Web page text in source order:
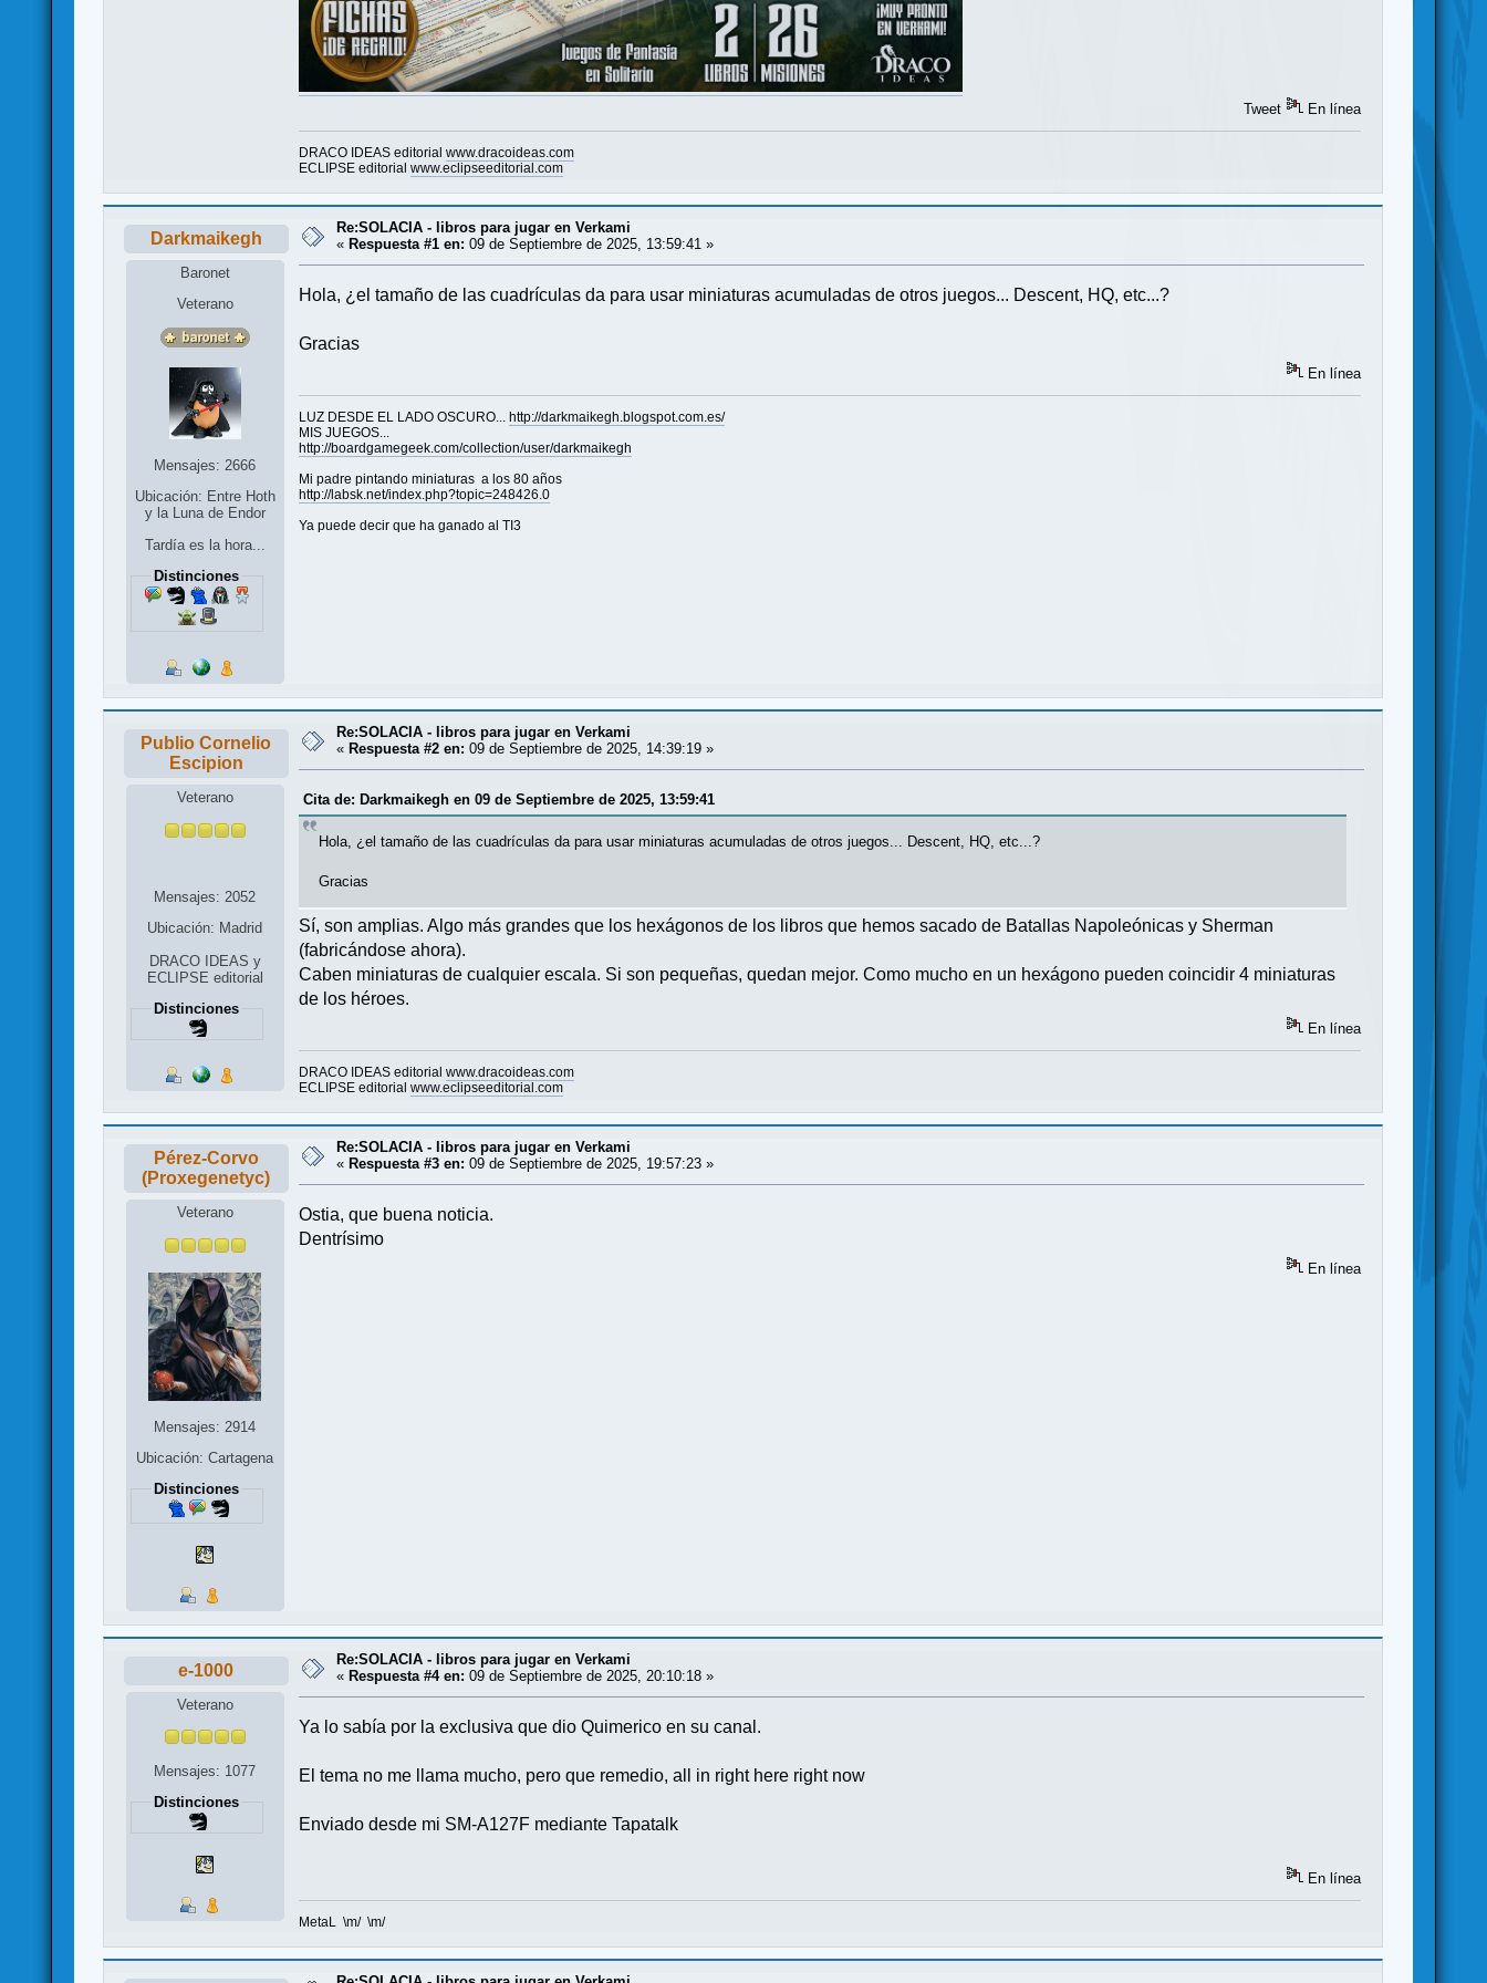
Tweet En línea
DRACO IDEAS editorialwww.dracoideas.com
ECLIPSE editorialwww.eclipseeditorial.com
Darkmaikegh
Baronet
Veterano
Mensajes: 2666
Ubicación: Entre Hoth
y la Luna de Endor
Tardía es la hora...
Distinciones
Re:SOLACIA - libros para jugar en Verkami
«Respuesta #1 en: 09 de Septiembre de 2025, 13:59:41 »
Hola, ¿el tamaño de las cuadrículas da para usar miniaturas acumuladas de otros juegos... Descent, HQ, etc...?
Gracias
En línea
LUZ DESDE EL LADO OSCURO...http://darkmaikegh.blogspot.com.es/
MIS JUEGOS...
http://boardgamegeek.com/collection/user/darkmaikegh
Mi padre pintando miniaturas a los 80 años
http://labsk.net/index.php?topic=248426.0
Ya puede decir que ha ganado al TI3
Publio Cornelio
Escipion
Veterano
Mensajes: 2052
Ubicación: Madrid
DRACO IDEAS y
ECLIPSE editorial
Distinciones
Re:SOLACIA - libros para jugar en Verkami
« Respuesta #2 en: 09 de Septiembre de 2025, 14:39:19 »
Cita de: Darkmaikegh en 09 de Septiembre de 2025, 13:59:41
Hola, ¿el tamaño de las cuadrículas da para usar miniaturas acumuladas de otros juegos... Descent, HQ, etc...?
Gracias
Sí, son amplias. Algo más grandes que los hexágonos de los libros que hemos sacado de Batallas Napoleónicas y Sherman
(fabricándose ahora).
Caben miniaturas de cualquier escala. Si son pequeñas, quedan mejor. Como mucho en un hexágono pueden coincidir 4 miniaturas
de los héroes.
En línea
DRACO IDEAS editorialwww.dracoideas.com
ECLIPSE editorialwww.eclipseeditorial.com
Pérez-Corvo
(Proxegenetyc)
Veterano
Mensajes: 2914
Ubicación: Cartagena
Distinciones
Re:SOLACIA - libros para jugar en Verkami
« Respuesta #3 en: 09 de Septiembre de 2025, 19:57:23 »
Ostia, que buena noticia.
Dentrísimo
En línea
e-1000
Veterano
Mensajes: 1077
Distinciones
Re:SOLACIA - libros para jugar en Verkami
«Respuesta #4 en: 09 de Septiembre de 2025, 20:10:18 »
Ya lo sabía por la exclusiva que dio Quimerico en su canal.
El tema no me llama mucho, pero que remedio, all in right here right now
Enviado desde mi SM-A127F mediante Tapatalk
En línea
MetaL \m/ \m/